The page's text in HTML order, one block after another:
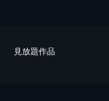
⾒放題作品